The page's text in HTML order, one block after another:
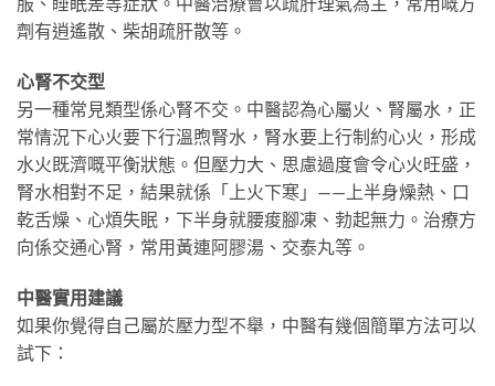
劑有逍遙散、柴胡疏肝散等。
心腎不交型
另一種常見類型係心腎不交。中醫認為心屬火、腎屬水，正
常情況下心火要下行溫煦腎水，腎水要上行制約心火，形成
水火既濟嘅平衡狀態。但壓力大、思慮過度會令心火旺盛，
腎水相對不足，結果就係「上火下寒」——上半身燥熱、口
乾舌燥、心煩失眠，下半身就腰痠腳凍、勃起無力。治療方
向係交通心腎，常用黃連阿膠湯、交泰丸等。
中醫實用建議
如果你覺得自己屬於壓力型不舉，中醫有幾個簡單方法可以
試下：